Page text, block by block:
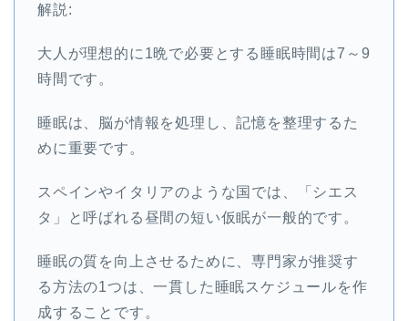
解説:
大人が理想的に1晩で必要とする睡眠時間は7～9
時間です。
睡眠は、脳が情報を処理し、記憶を整理するた
めに重要です。
スペインやイタリアのような国では、「シエス
タ」と呼ばれる昼間の短い仮眠が一般的です。
睡眠の質を向上させるために、専門家が推奨す
る方法の1つは、一貫した睡眠スケジュールを作
成することです。